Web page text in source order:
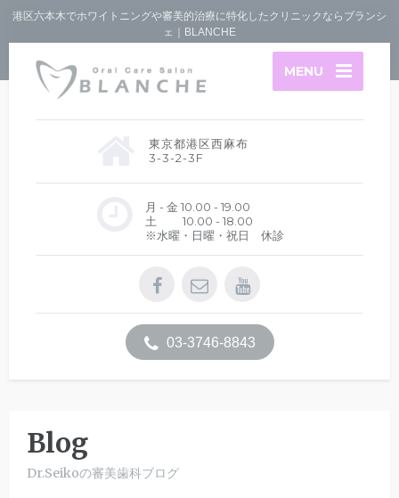
港区六本木でホワイトニングや審美的治療に特化したクリニックならブランシ
ェ｜BLANCHE
MENU
東京都港区西麻布
3-3-2-3F
月 - 金 10.00 - 19.00
土 10.00 - 18.00
※水曜・日曜・祝日 休診
03-3746-8843
Blog
Dr.Seikoの審美歯科ブログ